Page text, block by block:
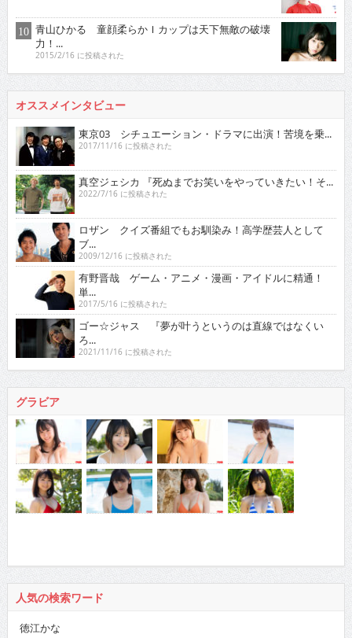
青山ひかる 童顔柔らかＩカップは天下無敵の破壊
力！...
2015/2/16 に投稿された
オススメインタビュー
東京03 シチュエーション・ドラマに出演！苦境を乗...
2017/11/16 に投稿された
真空ジェシカ 『死ぬまでお笑いをやっていきたい！そ...
2022/7/16 に投稿された
ロザン クイズ番組でもお馴染み！高学歴芸人として
ブ...
2009/12/16 に投稿された
有野晋哉 ゲーム・アニメ・漫画・アイドルに精通！
単...
2017/5/16 に投稿された
ゴー☆ジャス 『夢が叶うというのは直線ではなくい
ろ...
2021/11/16 に投稿された
グラビア
人気の検索ワード
徳江かな